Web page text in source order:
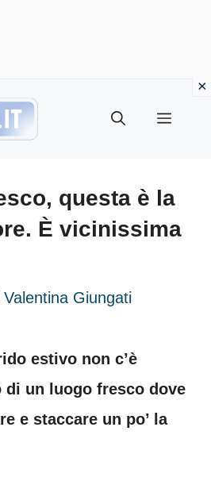
Menu
questa è la
È vicinissima
Valentina Giungati
estivo non c’è
di un luogo fresco dove
e staccare un po’ la